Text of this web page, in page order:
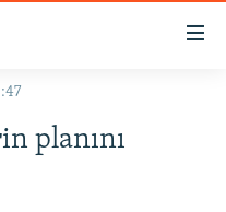
planını